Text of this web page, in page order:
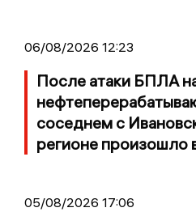
06/08/2026 12:23
После атаки БПЛА
соседнем с
регионе произошло
05/08/2026 17:06